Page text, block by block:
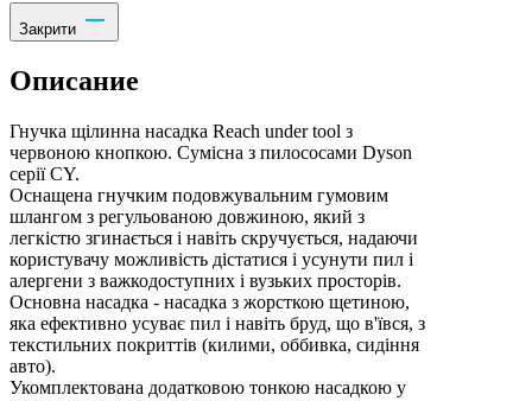
Закрити
Описание
Гнучка щілинна насадка Reach under tool з
червоною кнопкою. Сумісна з пилососами Dyson
серії CY.
Оснащена гнучким подовжувальним гумовим
шлангом з регульованою довжиною, який з
легкістю згинається і навіть скручується, надаючи
користувачу можливість дістатися і усунути пил і
алергени з важкодоступних і вузьких просторів.
Основна насадка - насадка з жорсткою щетиною,
яка ефективно усуває пил і навіть бруд, що в'ївся, з
текстильних покриттів (килими, оббивка, сидіння
авто).
Укомплектована додатковою тонкою насадкою у